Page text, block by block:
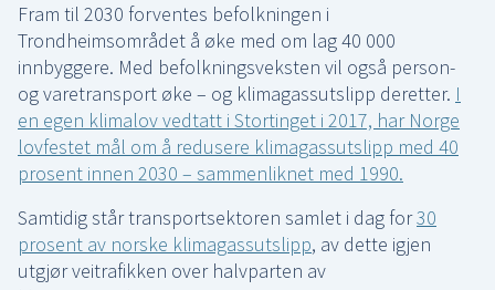
Fram til 2030 forventes befolkningen i
Trondheimsområdet å øke med om lag 40 000
innbyggere. Med befolkningsveksten vil også person-
og varetransport øke – og klimagassutslipp deretter. I
en egen klimalov vedtatt i Stortinget i 2017, har Norge
lovfestet mål om å redusere klimagassutslipp med 40
prosent innen 2030 – sammenliknet med 1990.
Samtidig står transportsektoren samlet i dag for30
prosent av norske klimagassutslipp, av dette igjen
utgjør veitrafikken over halvparten av